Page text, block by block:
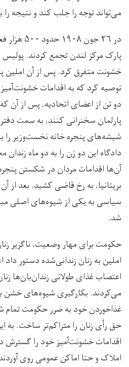
می‌تواند توجه را جلب کند و نتیجه را
در ۲۶ جون
پارک مرکز لندن تجمع کردند. پولیس
خشونت متفرق کرد. پس از آن املین
توصیه کرد که به اقدامات
دو تن از اعضای اتحادیه، پس از آن
پارلمان سخنرانی کنند، به سمت
شیشه‌های پنجره خانه نخست‌وزیر
دادگاه این دو زن را به دو ماه زندان
آن‌ها اقدامات مردان در شکستن
بریتانیا، به رخ قاضی کشید. بعد از
سیاسی به یکی از شیوه‌های اصلی
شد.
حکومت برای مهار وضعیت، ناگزیر
املین به زنان زندانی‌شده دستور
اعتصاب غذای طولانی زندان‌بان‌ها
می‌کردند. بکارگیری شیوه‌های خشن
غذاخوردن خود به ضرر حکومت
حق‌ رأی‌ زنان را متراکم‌تر ساخت. به
اقدامات خشونت‌آمیز خود را گسترش
املاک و حتا اماکن عمومی روی